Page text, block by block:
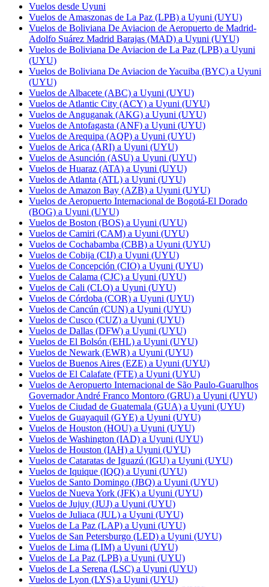
Vuelos desde Uyuni
Vuelos de Amaszonas de La Paz (LPB) a Uyuni (UYU)
Vuelos de Boliviana De Aviacion de Aeropuerto de Madrid-
Adolfo Suárez Madrid Barajas (MAD) a Uyuni (UYU)
Vuelos de Boliviana De Aviacion de La Paz (LPB) a Uyuni
(UYU)
Vuelos de Boliviana De Aviacion de Yacuiba (BYC) a Uyuni
(UYU)
Vuelos de Albacete (ABC) a Uyuni (UYU)
Vuelos de Atlantic City (ACY) a Uyuni (UYU)
Vuelos de Anguganak (AKG) a Uyuni (UYU)
Vuelos de Antofagasta (ANF) a Uyuni (UYU)
Vuelos de Arequipa (AQP) a Uyuni (UYU)
Vuelos de Arica (ARI) a Uyuni (UYU)
Vuelos de Asunción (ASU) a Uyuni (UYU)
Vuelos de Huaraz (ATA) a Uyuni (UYU)
Vuelos de Atlanta (ATL) a Uyuni (UYU)
Vuelos de Amazon Bay (AZB) a Uyuni (UYU)
Vuelos de Aeropuerto Internacional de Bogotá-El Dorado
(BOG) a Uyuni (UYU)
Vuelos de Boston (BOS) a Uyuni (UYU)
Vuelos de Camiri (CAM) a Uyuni (UYU)
Vuelos de Cochabamba (CBB) a Uyuni (UYU)
Vuelos de Cobija (CIJ) a Uyuni (UYU)
Vuelos de Concepción (CIO) a Uyuni (UYU)
Vuelos de Calama (CJC) a Uyuni (UYU)
Vuelos de Cali (CLO) a Uyuni (UYU)
Vuelos de Córdoba (COR) a Uyuni (UYU)
Vuelos de Cancún (CUN) a Uyuni (UYU)
Vuelos de Cusco (CUZ) a Uyuni (UYU)
Vuelos de Dallas (DFW) a Uyuni (UYU)
Vuelos de El Bolsón (EHL) a Uyuni (UYU)
Vuelos de Newark (EWR) a Uyuni (UYU)
Vuelos de Buenos Aires (EZE) a Uyuni (UYU)
Vuelos de El Calafate (FTE) a Uyuni (UYU)
Vuelos de Aeropuerto Internacional de São Paulo-Guarulhos
Governador André Franco Montoro (GRU) a Uyuni (UYU)
Vuelos de Ciudad de Guatemala (GUA) a Uyuni (UYU)
Vuelos de Guayaquil (GYE) a Uyuni (UYU)
Vuelos de Houston (HOU) a Uyuni (UYU)
Vuelos de Washington (IAD) a Uyuni (UYU)
Vuelos de Houston (IAH) a Uyuni (UYU)
Vuelos de Cataratas de Iguazú (IGU) a Uyuni (UYU)
Vuelos de Iquique (IQQ) a Uyuni (UYU)
Vuelos de Santo Domingo (JBQ) a Uyuni (UYU)
Vuelos de Nueva York (JFK) a Uyuni (UYU)
Vuelos de Jujuy (JUJ) a Uyuni (UYU)
Vuelos de Juliaca (JUL) a Uyuni (UYU)
Vuelos de La Paz (LAP) a Uyuni (UYU)
Vuelos de San Petersburgo (LED) a Uyuni (UYU)
Vuelos de Lima (LIM) a Uyuni (UYU)
Vuelos de La Paz (LPB) a Uyuni (UYU)
Vuelos de La Serena (LSC) a Uyuni (UYU)
Vuelos de Lyon (LYS) a Uyuni (UYU)